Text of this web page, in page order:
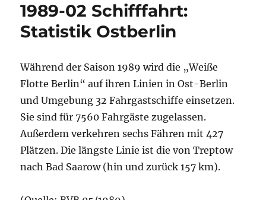
1989-02 Schifffahrt:
Statistik Ostberlin
Während der Saison 1989 wird die „Weiße
Flotte Berlin“ auf ihren Linien in Ost-Berlin
und Umgebung 32 Fahrgastschiffe einsetzen.
Sie sind für 7560 Fahrgäste zugelassen.
Außerdem verkehren sechs Fähren mit 427
Plätzen. Die längste Linie ist die von Treptow
nach Bad Saarow (hin und zurück 157 km).